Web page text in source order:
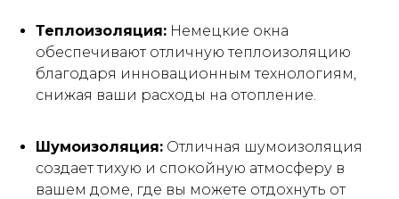
Теплоизоляция: Немецкие окна
обеспечивают отличную теплоизоляцию
благодаря инновационным технологиям,
снижая ваши расходы на отопление.
Шумоизоляция: Отличная шумоизоляция
создает тихую и спокойную атмосферу в
вашем доме, где вы можете отдохнуть от